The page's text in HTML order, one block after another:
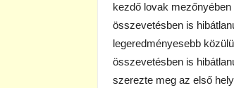
kezdő lovak
összevetésben is
legeredményesebb
összevetésben is
szerezte meg az első